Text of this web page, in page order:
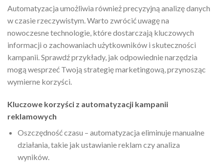
Automatyzacja umożliwia również precyzyjną analizę danych
w czasie rzeczywistym. Warto zwrócić uwagę na
nowoczesne technologie, które dostarczają kluczowych
informacji o zachowaniach użytkowników i skuteczności
kampanii. Sprawdź przykłady, jak odpowiednie narzędzia
mogą wesprzeć Twoją strategię marketingową, przynosząc
wymierne korzyści.
Kluczowe korzyści z automatyzacji kampanii
reklamowych
Oszczędność czasu – automatyzacja eliminuje manualne
działania, takie jak ustawianie reklam czy analiza
wyników.